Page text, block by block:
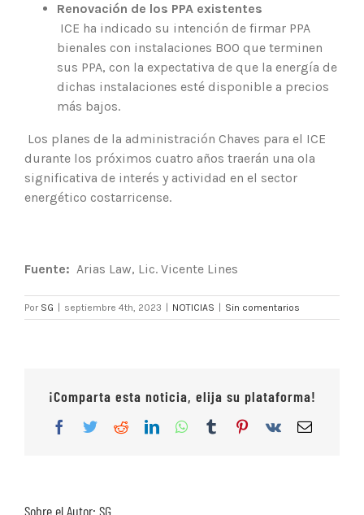
Renovación de los PPA existentes
ICE ha indicado su intención de firmar PPA
bienales con instalaciones BOO que terminen
sus PPA, con la expectativa de que la energía de
dichas instalaciones esté disponible a precios
más bajos.
Los planes de la administración Chaves para el ICE
durante los próximos cuatro años traerán una ola
significativa de interés y actividad en el sector
energético costarricense.
Fuente: Arias Law, Lic. Vicente Lines
Por SG septiembre 4th, 2023 NOTICIAS Sin comentarios
¡Comparta esta noticia, elija su plataforma!
Facebook
TwitterRedditLinkedInWhatsApp
TumblrPinterest
Vk
Correo
Sobre el Autor: SG